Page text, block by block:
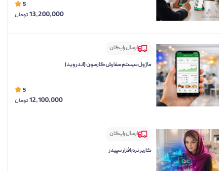
5
13,200,000تومان
ارسال رایگان
ماژول سیستم سفارش گارسون (اندروید)
5
12,100,000تومان
ارسال رایگان
کاربر نرم افزار سپیدز